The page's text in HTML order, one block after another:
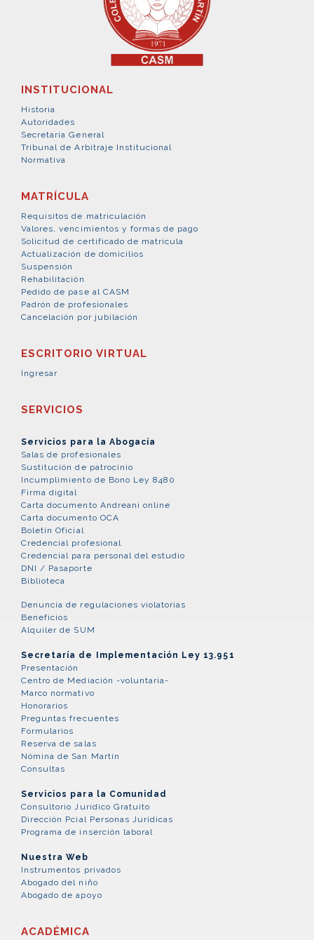
INSTITUCIONAL
Historia
Autoridades
Secretaría General
Tribunal de Arbitraje Institucional
Normativa
MATRÍCULA
Requisitos de matriculación
Valores, vencimientos y formas de pago
Solicitud de certificado de matrícula
Actualización de domicilios
Suspensión
Rehabilitación
Pedido de pase al CASM
Padrón de profesionales
Cancelación por jubilación
ESCRITORIO VIRTUAL
Ingresar
SERVICIOS
Servicios para la Abogacía
Salas de profesionales
Sustitución de patrocinio
Incumplimiento de Bono Ley 8480
Firma digital
Carta documento Andreani online
Carta documento OCA
Boletín Oficial
Credencial profesional
Credencial para personal del estudio
DNI / Pasaporte
Biblioteca
Denuncia de regulaciones violatorias
Beneficios
Alquiler de SUM
Secretaría de Implementación Ley 13.951
Presentación
Centro de Mediación -voluntaria-
Marco normativo
Honorarios
Preguntas frecuentes
Formularios
Reserva de salas
Nómina de San Martín
Consultas
Servicios para la Comunidad
Consultorio Jurídico Gratuito
Dirección Pcial Personas Jurídicas
Programa de inserción laboral
Nuestra Web
Instrumentos privados
Abogado del niño
Abogado de apoyo
ACADÉMICA